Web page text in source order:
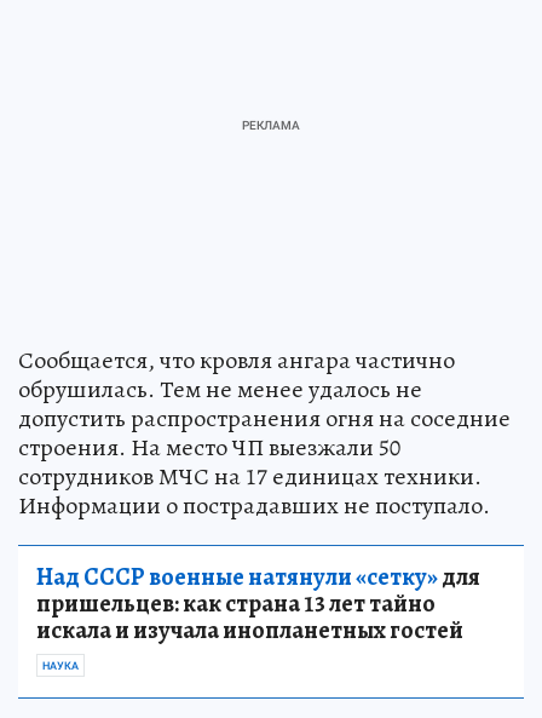
Сообщается, что кровля ангара частично
обрушилась. Тем не менее удалось не
допустить распространения огня на соседние
строения. На место ЧП выезжали 50
сотрудников МЧС на 17 единицах техники.
Информации о пострадавших не поступало.
Над СССР военные натянули «сетку»для
пришельцев: как страна 13 лет тайно
искала и изучала инопланетных гостей
НАУКА